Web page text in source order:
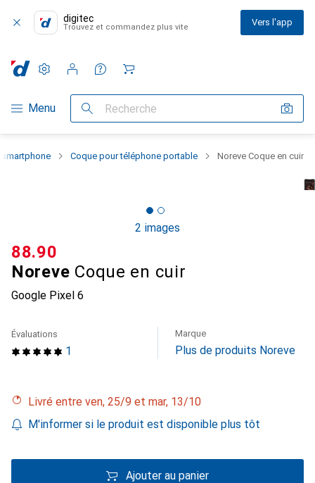
digitec
Trouvez et commandez plus vite Vers l'app
Navigation par catégorie
Menu Recherche
Paramètres
Compte client
Listes de comparaison
Listes d'envies
Panier
Coque pour téléphone portable Noreve Coque en cuir
2 images
Noreve Coque en cuir
Google Pixel 6
CHF
88.90
1
Évaluations Marque
Plus de produits Noreve
Livré entre ven, 25/9 et mar, 13/10
M'informer si le produit est disponible plus tôt
Ajouter au panier